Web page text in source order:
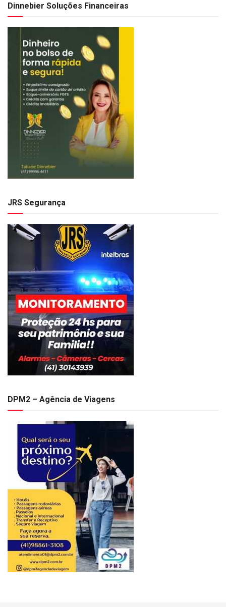
Dinnebier Soluções Financeiras
JRS Segurança
DPM2 – Agência de Viagens